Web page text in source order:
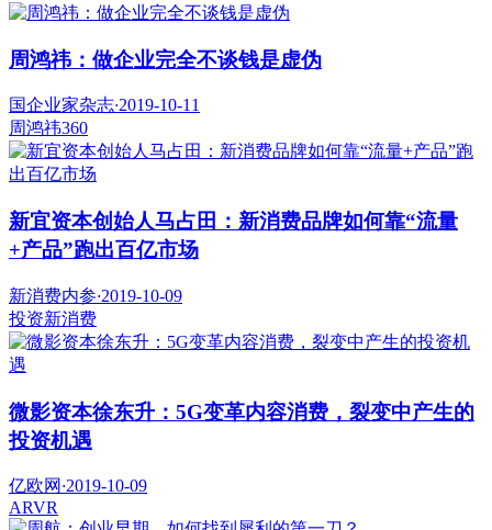
周鸿祎：做企业完全不谈钱是虚伪
国企业家杂志·2019-10-11
周鸿祎360
新宜资本创始人马占田：新消费品牌如何靠“流量
+产品”跑出百亿市场
新消费内参·2019-10-09
投资新消费
微影资本徐东升：5G变革内容消费，裂变中产生的
投资机遇
亿欧网 ·2019-10-09
ARVR